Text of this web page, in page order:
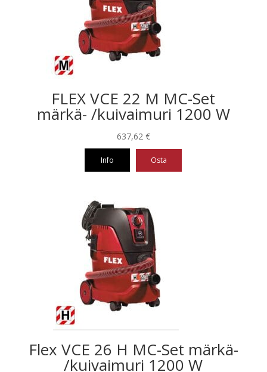
FLEX VCE 22 M MC-Set
märkä- /kuivaimuri 1200 W
637,62 €
Info Osta
Flex VCE 26 H MC-Set märkä-
/kuivaimuri 1200 W